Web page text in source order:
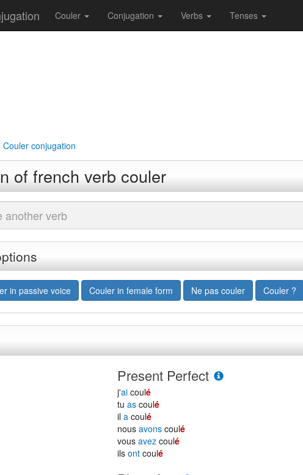
Couler Conjugation Verbs Tenses
Couler conjugation
of french verb couler
in passive voice Couler in female form Ne pas couler Couler ?
Present Perfect
j'ai coulé
tuas coulé
ila coulé
nousavons coulé
vousavez coulé
ilsont coulé